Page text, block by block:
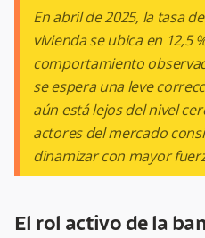
En abril de 2025, la tasa
vivienda se ubica en 12,5
comportamiento
se espera una leve
aún está lejos del nivel
actores del mercado
dinamizar con mayor
El rol activo de la